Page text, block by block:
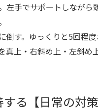
左手でサポートしながら
す。ゆっくりと5回程度
上・右斜め上・左斜め
る【日常の対策